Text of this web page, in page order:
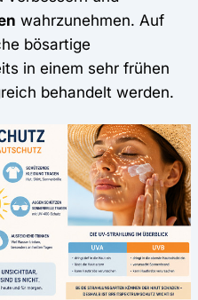
wahrzunehmen. Auf
bösartige
in einem sehr frühen
behandelt werden.